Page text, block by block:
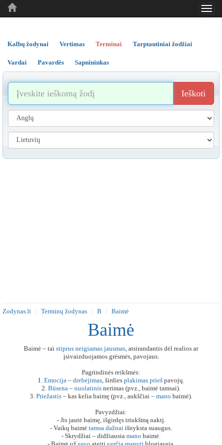
..
..
Kalbų žodynai Vertimas Terminai Tarptautiniai žodžiai
Vardai Pavardės Sapnininkas
Ieškoti
Zodynas.lt Terminų žodynas B Baimė
Baimė
Baimė – tai stiprus neigiamas jausmas, atsirandantis dėl realios ar
įsivaizduojamos grėsmės, pavojaus.
Pagrindinės reikšmės:
1. Emocija – drebėjimas, širdies plakimas prieš pavojų.
2. Būsena – nuolatinis nerimas (pvz., baimė tamsai).
3. Priežastis – kas kelia baimę (pvz., aukščiai – mano baimė).
Pavyzdžiai:
- Jis jautė baimę, išgirdęs triukšmą naktį.
- Vaikų baimė tamsa dažnai išnyksta suaugus.
- Skrydžiai – didžiausia mano baimė.